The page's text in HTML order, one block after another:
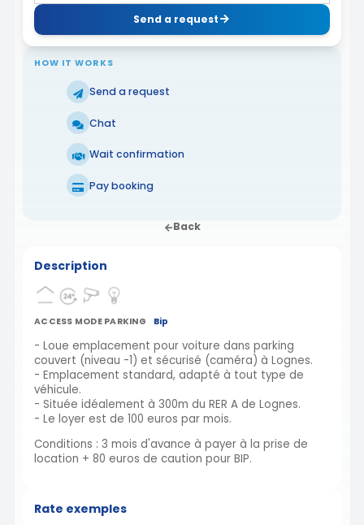
Send a request
HOW IT WORKS
Send a request
Chat
Wait confirmation
Pay booking
Back
Description
ACCESS MODE PARKING Bip
- Loue emplacement pour voiture dans parking
couvert (niveau -1) et sécurisé (caméra) à Lognes.
- Emplacement standard, adapté à tout type de
véhicule.
- Située idéalement à 300m du RER A de Lognes.
- Le loyer est de 100 euros par mois.
Conditions : 3 mois d'avance à payer à la prise de
location + 80 euros de caution pour BIP.
Rate exemples